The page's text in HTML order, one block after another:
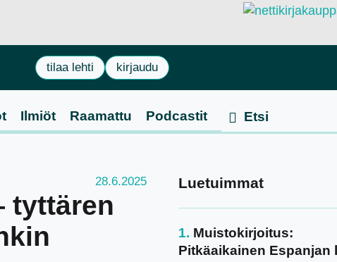
tilaa lehti kirjaudu
Ilmiöt Raamattu Podcastit
28.6.2025
tyttären
Luetuimmat
Muistokirjoitus:
Pitkäaikainen Espanjan